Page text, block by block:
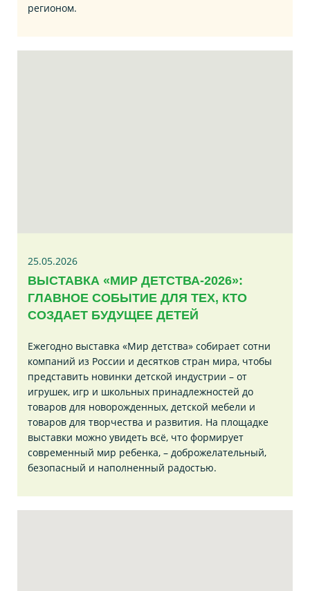
регионом.
25.05.2026
ВЫСТАВКА «МИР ДЕТСТВА-2026»:
ГЛАВНОЕ СОБЫТИЕ ДЛЯ ТЕХ, КТО
СОЗДАЕТ БУДУЩЕЕ ДЕТЕЙ
Ежегодно выставка «Мир детства» собирает сотни
компаний из России и десятков стран мира, чтобы
представить новинки детской индустрии – от
игрушек, игр и школьных принадлежностей до
товаров для новорожденных, детской мебели и
товаров для творчества и развития. На площадке
выставки можно увидеть всё, что формирует
современный мир ребенка, – доброжелательный,
безопасный и наполненный радостью.